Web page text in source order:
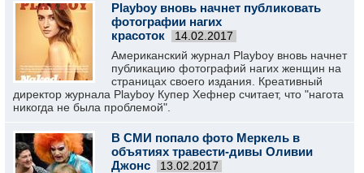
Playboy вновь начнет публиковать
фотографии нагих
красоток
14.02.2017
Американский журнал Playboy вновь начнет
публикацию фотографий нагих женщин на
страницах своего издания. Креативный
директор журнала Playboy Купер Хефнер считает, что "нагота
никогда не была проблемой".
В СМИ попало фото Меркель в
объятиях травести-дивы Оливии
Джонс
13.02.2017